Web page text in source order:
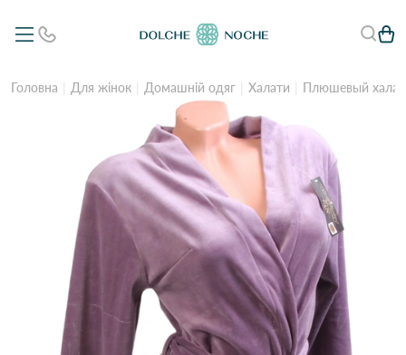
Головна Для жінок Домашній одяг Халати Плюшевый